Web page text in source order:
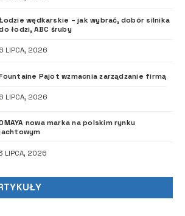
wędkarskie – jak wybrać, dobór silnika
łodzi, ABC śruby
6 LIPCA, 2026
Pajot wzmacnia zarządzanie firmą
6 LIPCA, 2026
nowa marka na polskim rynku
LIPCA, 2026